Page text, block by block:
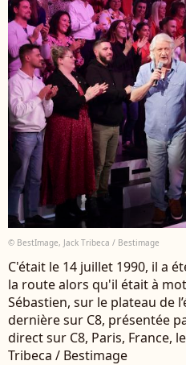
© BestImage, Jack Tribeca / Bestimage
C'était le 14 juillet 1990, il a
la route alors qu'il était à
Sébastien, sur le plateau de
dernière sur C8, présentée
direct sur C8, Paris, France,
Tribeca / Bestimage